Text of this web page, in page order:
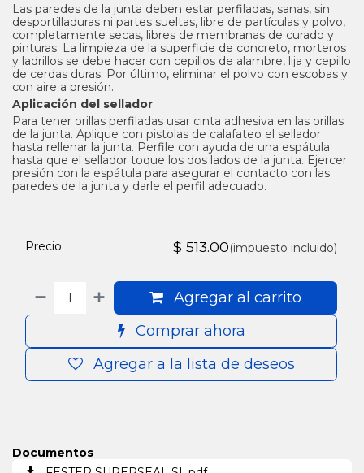
Las paredes de la junta deben estar perfiladas, sanas, sin
desportilladuras ni partes sueltas, libre de partículas y polvo,
completamente secas, libres de membranas de curado y
pinturas. La limpieza de la superficie de concreto, morteros
y ladrillos se debe hacer con cepillos de alambre, lija y cepillo
de cerdas duras. Por último, eliminar el polvo con escobas y
con aire a presión.
Aplicación del sellador
Para tener orillas perfiladas usar cinta adhesiva en las orillas
de la junta. Aplique con pistolas de calafateo el sellador
hasta rellenar la junta. Perfile con ayuda de una espátula
hasta que el sellador toque los dos lados de la junta. Ejercer
presión con la espátula para asegurar el contacto con las
paredes de la junta y darle el perfil adecuado.
Agregar al carrito
Comprar ahora
Agregar a la lista de deseos
Precio $ 513.00(impuesto incluido)
Documentos